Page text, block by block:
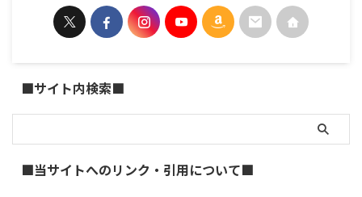
■サイト内検索■
■当サイトへのリンク・引用について■